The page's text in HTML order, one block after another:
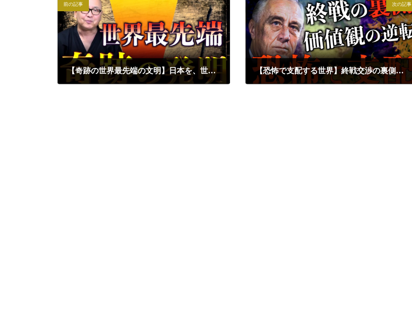
前の記事
【奇跡の世界最先端の文明】日本を、世界を築いた三大発明の軌跡｜小名木善行
次の記事
【恐怖で支配する世界】終戦交渉の裏側と価値観の逆転 シラス統治の本質｜東郷潤×小名木善行